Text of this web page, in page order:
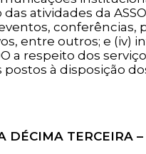
atividades da
conferências,
entre outros; e (iv)
a respeito dos
à disposição
DÉCIMA TERCEIRA –